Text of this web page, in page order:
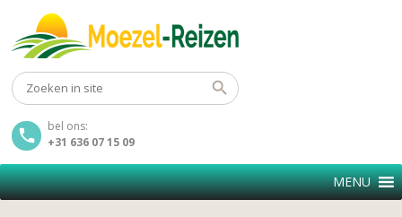
bel ons:
+31 636 07 15 09
MENU